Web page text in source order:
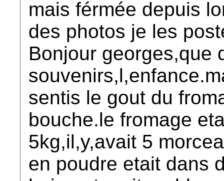
mais férmée depuis
des photos je les
Bonjour georges,que
sentis le gout du
bouche.le fromage
5kg,il,y,avait 5
en poudre etait dans